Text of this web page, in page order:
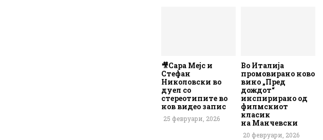
🎥Сара Мејс и
Стефан
Николовски во
дуел со
стереотипите во
нов видео запис
25 февруари, 2026
Во Италија
промовирано ново
вино „Пред
дождот“
инспирирано од
филмскиот
класик
на Манчевски
20 февруари, 2026